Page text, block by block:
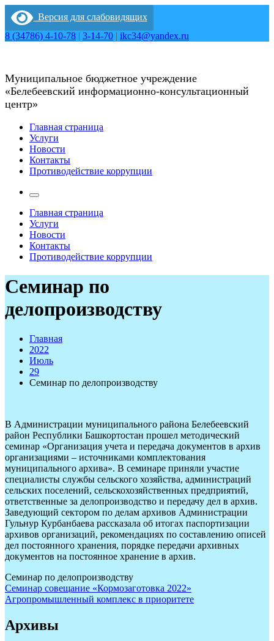
Перейти
содержимому
Версия для слабовидящих
8 (34786) 4-10-78 | 3-14-70 | ikc34@yandex.ru
Муниципальное бюджетное учреждение
«Белебеевский информационно-консультационный
центр»
Главная страница
Услуги
Новости
Контакты
Противодействие коррупции
Главная страница
Услуги
Новости
Контакты
Противодействие коррупции
Семинар по
делопроизводству
Главная
2022
Июль
29
Семинар по делопроизводству
В Администрации муниципального района Белебеевский
район Республики Башкортостан прошел методический
семинар «Организация учета и передача документов в архив
организациями – источниками комплектования
муниципального архива». В семинаре приняли участие
специалисты службы сельского хозяйства, администраций
сельских поселений, сельскохозяйственных предприятий,
ответственные за делопроизводство и передачу дел в архив.
Заведующий сектором по делам архивов Администрации
Гульнур Курбанбаева рассказала об итогах паспортизации
архивов организаций, рекомендациях по составлению описей
дел постоянного хранения, порядке передачи архивных
документов на постоянное хранение в архив.
Семинар по делопроизводству
Навигация
по
записям
Семинар совещание «Кормозаготовка 2022»
Агропромышленный комплекс в приоритете
Архивы